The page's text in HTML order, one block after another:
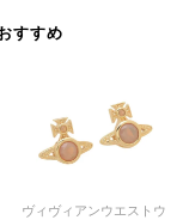
すすめ
ヴィヴィアンウエストウ